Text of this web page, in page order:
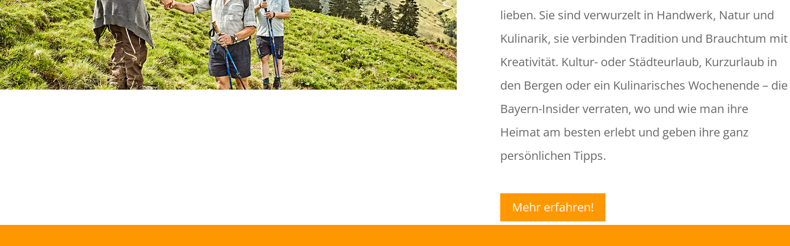
lieben. Sie sind verwurzelt in Handwerk, Natur und
Kulinarik, sie verbinden Tradition und Brauchtum mit
Kreativität. Kultur- oder Städteurlaub, Kurzurlaub in
den Bergen oder ein Kulinarisches Wochenende – die
Bayern-Insider verraten, wo und wie man ihre
Heimat am besten erlebt und geben ihre ganz
persönlichen Tipps.
Mehr erfahren!